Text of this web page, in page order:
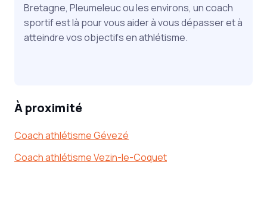
Bretagne, Pleumeleuc ou les environs, un coach
sportif est là pour vous aider à vous dépasser et à
atteindre vos objectifs en athlétisme.
À proximité
Coach athlétisme Gévezé
Coach athlétisme Vezin-le-Coquet